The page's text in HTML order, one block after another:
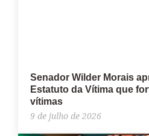
Senador Wilder Morais
Estatuto da Vítima que
vítimas
9 de julho de 2026